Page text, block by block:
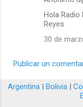
Hola Radio
Reyes
30 de
Publicar un
Argentina| Bolivia|